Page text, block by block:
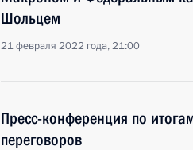
Шольцем
21 февраля 2022 года, 21:00
Пресс-конференция по
переговоров